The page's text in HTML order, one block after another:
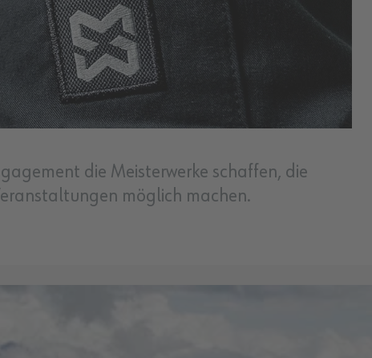
die Meisterwerke schaffen, die
möglich machen.